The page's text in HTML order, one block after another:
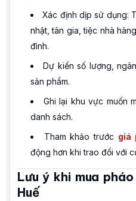
Xác định dịp sử dụng:
nhật, tân gia, tiệc nhà
đình.
Dự kiến số lượng,
sản phẩm.
Ghi lại khu vực muốn
danh sách.
Tham khảo trước giá
động hơn khi trao đổi với
Lưu ý khi mua
Huế